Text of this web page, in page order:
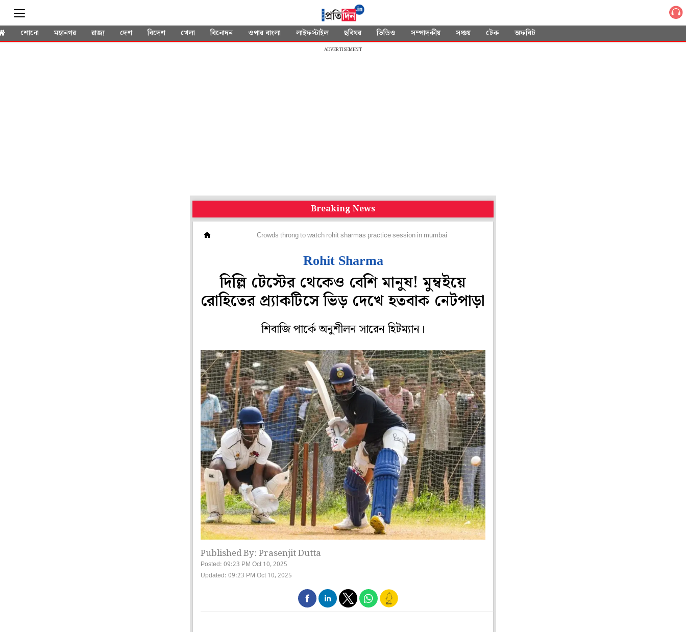
শোনো মহানগর রাজ্য দেশ বিদেশ খেলা বিনোদন ওপার বাংলা লাইফস্টাইল ছবিঘর ভিডিও সম্পাদকীয় সঞ্চয় টেক অফবিট
ADVERTISEMENT
Breaking News
Crowds throng to watch rohit sharmas practice session in mumbai
Rohit Sharma
দিল্লি টেস্টের থেকেও বেশি মানুষ! মুম্বইয়ে
রোহিতের প্র্যাকটিসে ভিড় দেখে হতবাক নেটপাড়া
শিবাজি পার্কে অনুশীলন সারেন হিটম্যান।
Published By: Prasenjit Dutta
Posted: 09:23 PM Oct 10, 2025
Updated: 09:23 PM Oct 10, 2025